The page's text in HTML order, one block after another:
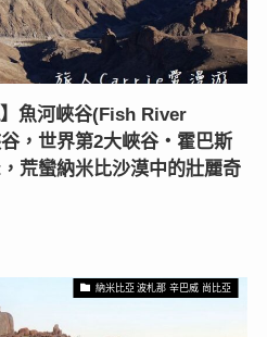
魚河峽谷(Fish River
，世界第2大峽谷‧霍巴斯
荒蠻納米比沙漠中的壯麗奇
納米比亞 波札那 辛巴威 尚比亞